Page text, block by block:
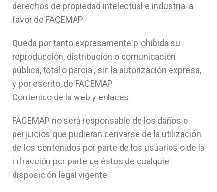
derechos de propiedad intelectual e industrial a
favor de FACEMAP
Queda por tanto expresamente prohibida su
reproducción, distribución o comunicación
pública, total o parcial, sin la autorización expresa,
y por escrito, de FACEMAP
Contenido de la web y enlaces
FACEMAP no será responsable de los daños o
perjuicios que pudieran derivarse de la utilización
de los contenidos por parte de los usuarios o de la
infracción por parte de éstos de cualquier
disposición legal vigente.